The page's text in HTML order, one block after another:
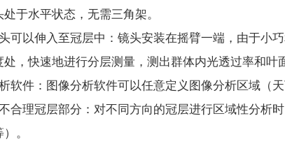
于水平状态，无需三角架。
可以伸入至冠层中：镜头安装在摇臂一端，由于小
处，快速地进行分层测量，测出群体内光透过率和叶
软件：图像分析软件可以任意定义图像分析区域（
合理冠层部分：对不同方向的冠层进行区域性分析
。